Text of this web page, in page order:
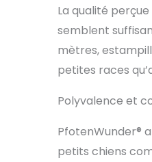
La qualité
semblent
mètres,
petites races
Polyvalence et
PfotenWunder®
petits chiens